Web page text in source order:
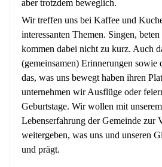
aber trotzdem beweglich.
Wir treffen uns bei Kaffee und
interessanten Themen. Singen,
kommen dabei nicht zu kurz. Auch
(gemeinsamen) Erinnerungen sowie
das, was uns bewegt haben ihren
unternehmen wir Ausflüge oder
Geburtstage. Wir wollen mit
Lebenserfahrung der Gemeinde zur
weitergeben, was uns und unseren
und prägt.